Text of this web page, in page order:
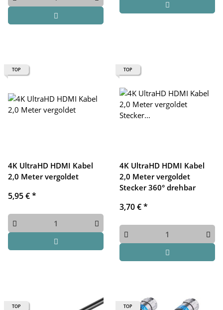
TOP
4K UltraHD HDMI Kabel
2,0 Meter vergoldet
5,95 €*
TOP
4K UltraHD HDMI Kabel
2,0 Meter vergoldet
Stecker 360° drehbar
3,70 €*
TOP TOP